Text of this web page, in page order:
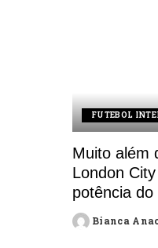
FUTEBOL
Muito além
London
potência
Posted
Bianca